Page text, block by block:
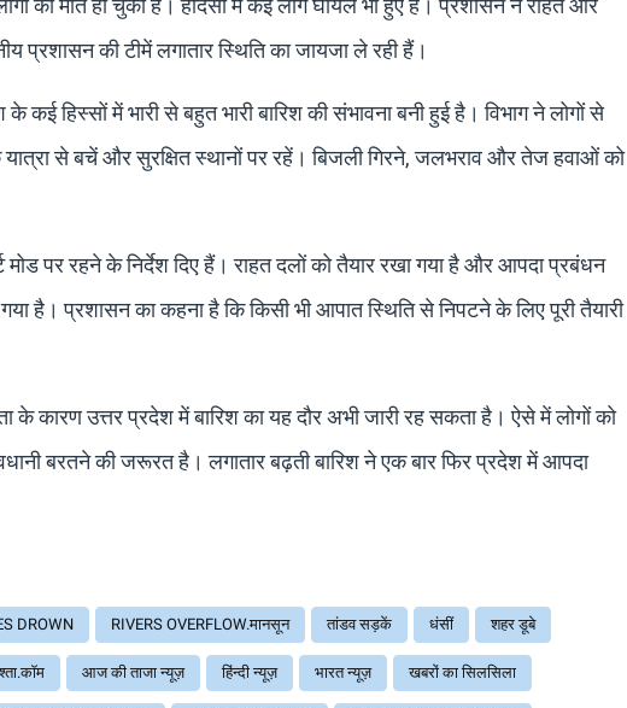
की मौत हो चुकी है। हादसों में कई लोग घायल भी हुए हैं। प्रशासन ने राहत और
प्रशासन की टीमें लगातार स्थिति का जायजा ले रही हैं।
हिस्सों में भारी से बहुत भारी बारिश की संभावना बनी हुई है। विभाग ने लोगों से
से बचें और सुरक्षित स्थानों पर रहें। बिजली गिरने, जलभराव और तेज हवाओं को
पर रहने के निर्देश दिए हैं। राहत दलों को तैयार रखा गया है और आपदा प्रबंधन
गया है। प्रशासन का कहना है कि किसी भी आपात स्थिति से निपटने के लिए पूरी तैयारी
के कारण उत्तर प्रदेश में बारिश का यह दौर अभी जारी रह सकता है। ऐसे में लोगों को
बरतने की जरूरत है। लगातार बढ़ती बारिश ने एक बार फिर प्रदेश में आपदा
DROWN RIVERS OVERFLOW.मानसून तांडव सड़कें धंसीं शहर डूबे
आज की ताजा न्यूज़ हिंन्दी न्यूज़ भारत न्यूज़ खबरों का सिलसिला